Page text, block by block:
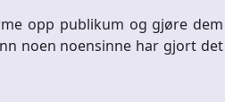
opp publikum og gjøre dem
noen noensinne har gjort det